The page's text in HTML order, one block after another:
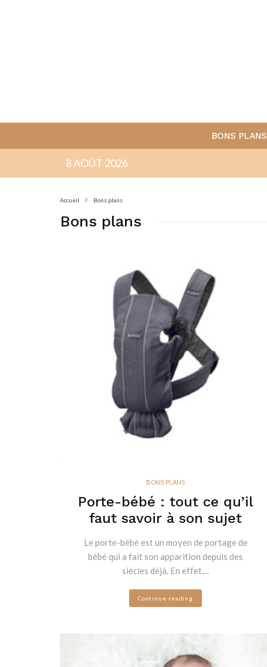
BONS PLANS
8 AOÛT 2026
Accueil Bons plans
Bons plans
BONS PLANS
Porte-bébé : tout ce qu’il
faut savoir à son sujet
Le porte-bébé est un moyen de portage de
bébé qui a fait son apparition depuis des
siècles déjà. En effet,...
Continue reading